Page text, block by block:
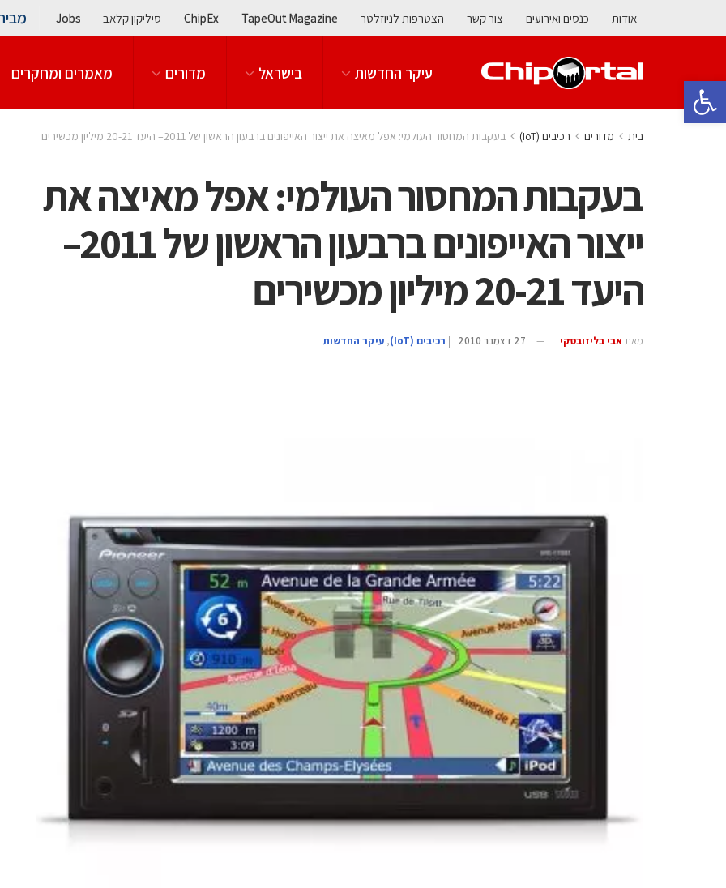
פתח סרגל נגישות
אודות כנסים ואירועים צור קשר הצטרפות לניוזלטר TapeOut Magazine
ChipEx סיליקון קלאב Jobs
עיקר החדשות בישראל מדורים מאמרים ומחקרים
בית מדורים ‫רכיבים‬ (IoT) בעקבות המחסור העולמי: אפל מאיצה את ייצור האייפונים ברבעון הראשון של 2011– היעד 20-21 מיליון מכשירים
בעקבות המחסור העולמי: אפל מאיצה את
ייצור האייפונים ברבעון הראשון של 2011–
היעד 20-21 מיליון מכשירים
מאת אבי בליזובסקי 27 דצמבר 2010 | ‫רכיבים‬ (IoT) , עיקר החדשות